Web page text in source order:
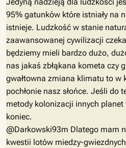
95% gatunków które istniały na
istnieje. Ludzkość w stanie
zaawansowanej cywilizacji
będziemy mieli bardzo dużo,
nas jakaś zbłąkana kometa czy
gwałtowna zmiana klimatu to w
pochłonie nasz słońce. Jeśli do
metody kolonizacji innych
koniec.
@Darkowski93m Dlatego mam
kwestii lotów miedzy-